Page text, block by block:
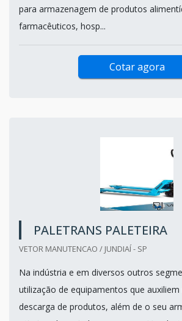
para armazenagem de produtos
farmacêuticos, hosp...
Cotar agora
PALETRANS PALETEIRA
VETOR MANUTENCAO / JUNDIAÍ - SP
Na indústria e em diversos outros
utilização de equipamentos que auxiliem
descarga de produtos, além de o seu